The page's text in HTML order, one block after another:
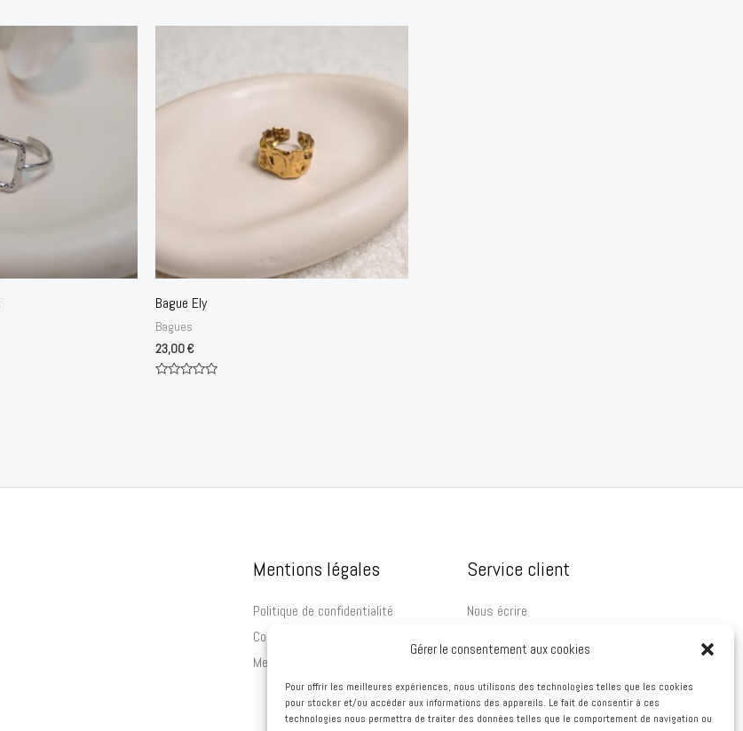
Gérer le consentement aux cookies
Pour offrir les meilleures expériences, nous utilisons des technologies telles que les cookies
pour stocker et/ou accéder aux informations des appareils. Le fait de consentir à ces
technologies nous permettra de traiter des données telles que le comportement de navigation ou
Bague Ely
Bagues
23,00€
Mentions légales
Politique de confidentialité
Conditions générales de vente
Mentions légales
Service client
Nous écrire